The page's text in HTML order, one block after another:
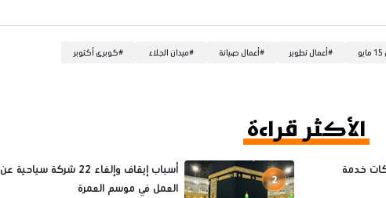
#أعمال تطوير #أعمال صيانة #ميدان الجلاء #كوبرى أكتوبر
الأكثر قراءة
خدمة
2
أسباب إيقاف وإلغاء 22 شركة سياحية عن
العمل في موسم العمرة